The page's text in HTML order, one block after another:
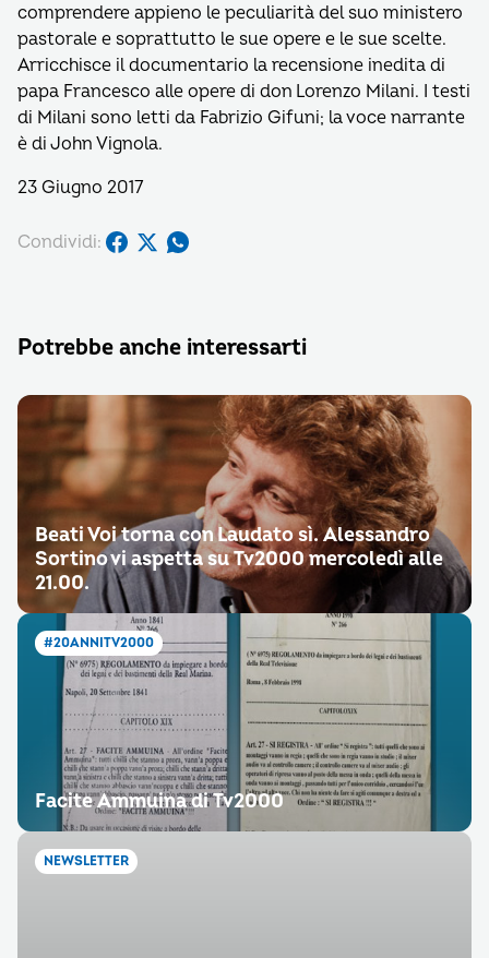
comprendere appieno le peculiarità del suo ministero
pastorale e soprattutto le sue opere e le sue scelte.
Arricchisce il documentario la recensione inedita di
papa Francesco alle opere di don Lorenzo Milani. I testi
di Milani sono letti da Fabrizio Gifuni; la voce narrante
è di John Vignola.
23 Giugno 2017
Condividi:
Potrebbe anche interessarti
Beati Voi torna con Laudato sì. Alessandro
Sortino vi aspetta su Tv2000 mercoledì alle
21.00.
#20ANNITV2000
Facite Ammuina di Tv2000
NEWSLETTER